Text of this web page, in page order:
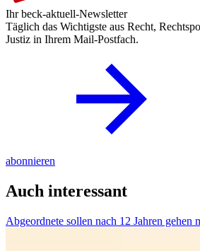
Ihr beck-aktuell-Newsletter
Täglich das Wichtigste aus Recht,
Justiz in Ihrem Mail-Postfach.
abonnieren
Auch interessant
Abgeordnete sollen nach 12 Jahren gehen